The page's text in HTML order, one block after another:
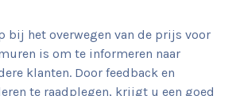
bij het overwegen van de prijs voor
is om te informeren naar
klanten. Door feedback en
te raadplegen, krijgt u een goed